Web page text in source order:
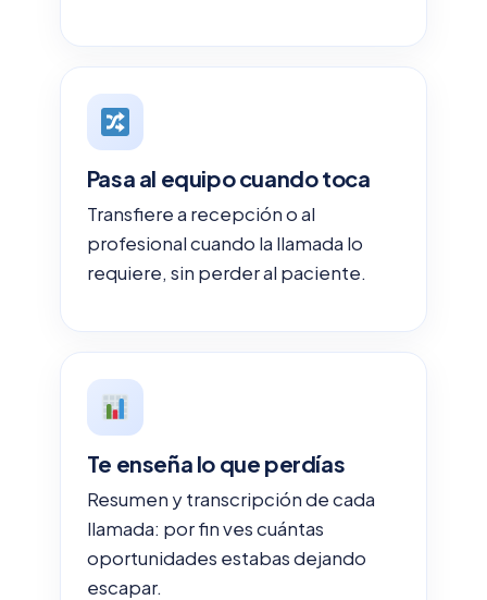
Pasa al equipo cuando toca
Transfiere a recepción o al
profesional cuando la llamada lo
requiere, sin perder al paciente.
Te enseña lo que perdías
Resumen y transcripción de cada
llamada: por fin ves cuántas
oportunidades estabas dejando
escapar.